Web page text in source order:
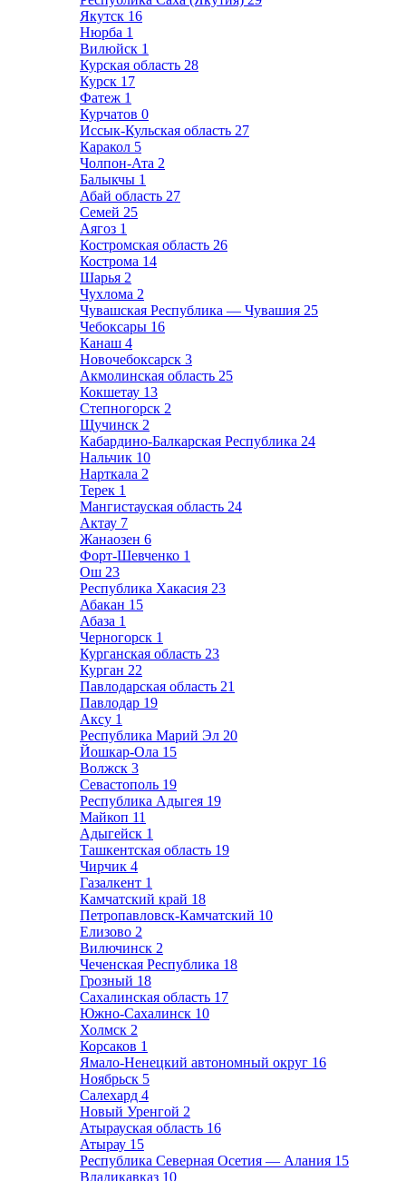
Якутск 16
Нюрба 1
Вилюйск 1
Курская область 28
Курск 17
Фатеж 1
Курчатов 0
Иссык-Кульская область 27
Каракол 5
Чолпон-Ата 2
Балыкчы 1
Абай область 27
Семей 25
Аягоз 1
Костромская область 26
Кострома 14
Шарья 2
Чухлома 2
Чувашская Республика — Чувашия 25
Чебоксары 16
Канаш 4
Новочебоксарск 3
Акмолинская область 25
Кокшетау 13
Степногорск 2
Щучинск 2
Кабардино-Балкарская Республика 24
Нальчик 10
Нарткала 2
Терек 1
Мангистауская область 24
Актау 7
Жанаозен 6
Форт-Шевченко 1
Ош 23
Республика Хакасия 23
Абакан 15
Абаза 1
Черногорск 1
Курганская область 23
Курган 22
Павлодарская область 21
Павлодар 19
Аксу 1
Республика Марий Эл 20
Йошкар-Ола 15
Волжск 3
Севастополь 19
Республика Адыгея 19
Майкоп 11
Адыгейск 1
Ташкентская область 19
Чирчик 4
Газалкент 1
Камчатский край 18
Петропавловск-Камчатский 10
Елизово 2
Вилючинск 2
Чеченская Республика 18
Грозный 18
Сахалинская область 17
Южно-Сахалинск 10
Холмск 2
Корсаков 1
Ямало-Ненецкий автономный округ 16
Ноябрьск 5
Салехард 4
Новый Уренгой 2
Атырауская область 16
Атырау 15
Республика Северная Осетия — Алания 15
Владикавказ 10